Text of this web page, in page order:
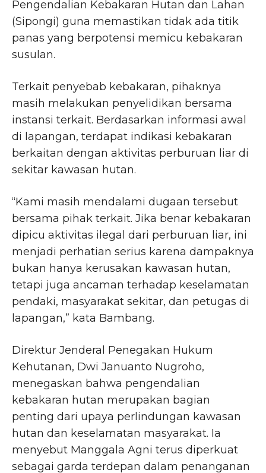
Pengendalian Kebakaran Hutan dan Lahan
(Sipongi) guna memastikan tidak ada titik
panas yang berpotensi memicu kebakaran
susulan.
Terkait penyebab kebakaran, pihaknya
masih melakukan penyelidikan bersama
instansi terkait. Berdasarkan informasi awal
di lapangan, terdapat indikasi kebakaran
berkaitan dengan aktivitas perburuan liar di
sekitar kawasan hutan.
“Kami masih mendalami dugaan tersebut
bersama pihak terkait. Jika benar kebakaran
dipicu aktivitas ilegal dari perburuan liar, ini
menjadi perhatian serius karena dampaknya
bukan hanya kerusakan kawasan hutan,
tetapi juga ancaman terhadap keselamatan
pendaki, masyarakat sekitar, dan petugas di
lapangan,” kata Bambang.
Direktur Jenderal Penegakan Hukum
Kehutanan, Dwi Januanto Nugroho,
menegaskan bahwa pengendalian
kebakaran hutan merupakan bagian
penting dari upaya perlindungan kawasan
hutan dan keselamatan masyarakat. Ia
menyebut Manggala Agni terus diperkuat
sebagai garda terdepan dalam penanganan